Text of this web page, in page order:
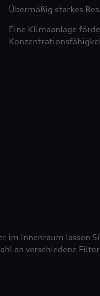
Übermäßig starkes
Eine Klimaanlage
im Innenraum lassen
an verschiedene